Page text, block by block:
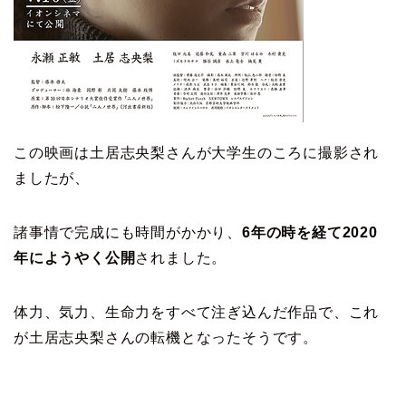
この映画は土居志央梨さんが大学生のころに撮影され
ましたが、
諸事情で完成にも時間がかかり、 6年の時を経て2020
年にようやく公開 されました。
体力、気力、生命力をすべて注ぎ込んだ作品で、これ
が土居志央梨さんの転機となったそうです。